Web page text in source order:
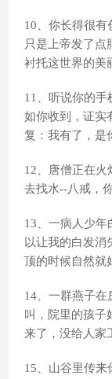
10、你长得很有
只是上帝发了点
衬托这世界的美
11、听说你的手
如你收到，证实
复：我有了，是
12、唐僧正在火
去找水--八戒，
13、一病人少
以让我的白发消
顶的时候自然就
14、一群燕子在
叫，院里的孩子
来了，没给人家
15、山谷里传